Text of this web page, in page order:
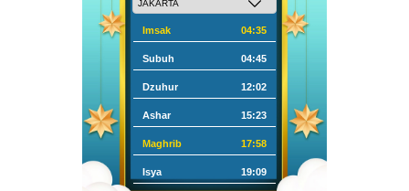
Imsak 04:35
Subuh 04:45
Dzuhur 12:02
Ashar 15:23
Maghrib 17:58
Isya 19:09